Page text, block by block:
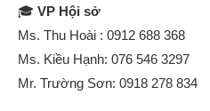
🎓 VP Hội sở
Ms. Thu Hoài : 0912 688 368
Ms. Kiều Hạnh: 076 546 3297
Mr. Trường Sơn: 0918 278 834